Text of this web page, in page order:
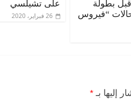
بطولة
حالات “فيروس
على تشيلسي
26 فبراير، 2020
إليها بـ *